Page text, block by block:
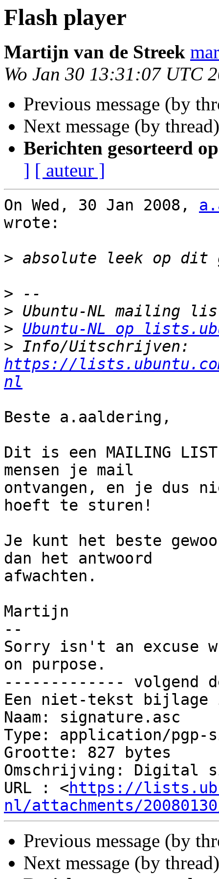
Flash player
Martijn van de Streek
Wo Jan 30 13:31:07 UTC
Previous message (by
Next message (by
Berichten gesorteerd
] [ auteur ]
On Wed, 30 Jan 2008,
wrote:
>
>
>
> Ubuntu-NL op
>
https://
nl
Beste a.aaldering,
Dit is een MAILING
mensen je mail
ontvangen, en je dus
hoeft te sturen!
Je kunt het beste
dan het antwoord
afwachten.
Martijn
--
Sorry isn't an excuse
on purpose.
------------- volgend
Een niet-tekst
Naam: signature.asc
Type: application/pgp-
Grootte: 827 bytes
Omschrijving: Digital
URL : <https://
nl/attachments/
Previous message (by
Next message (by